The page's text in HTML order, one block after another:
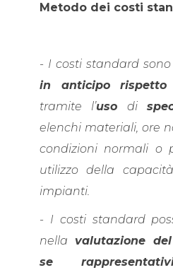
Metodo dei costi
- I costi standard
in anticipo rispetto
tramite l’uso di
elenchi materiali, ore
condizioni normali o
utilizzo della
impianti.
- I costi standard
nella valutazione
se